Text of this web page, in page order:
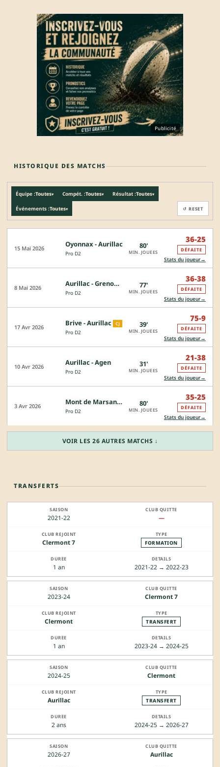
Publicité
HISTORIQUE DES MATCHS
Équipe :Toutes▾ Compét. :Toutes▾ Résultat :Toutes▾
Événements :Toutes▾ ↺ RESET
15 Mai 2026 Oyonnax - Aurillac
Pro D2
80'
MIN. JOUEES
36-25
DÉFAITE
Stats du joueur→
8 Mai 2026 Aurillac - Grenoble
Pro D2
77'
MIN. JOUEES
36-38
DÉFAITE
Stats du joueur→
17 Avr 2026 Brive - Aurillac CJ
Pro D2
39'
MIN. JOUEES
75-9
DÉFAITE
Stats du joueur→
10 Avr 2026 Aurillac - Agen
Pro D2
31'
MIN. JOUEES
21-38
DÉFAITE
Stats du joueur→
3 Avr 2026 Mont de Marsan - Aurillac
Pro D2
80'
MIN. JOUEES
35-25
DÉFAITE
Stats du joueur→
VOIR LES 26 AUTRES MATCHS ↓
TRANSFERTS
2021-22 —
Clermont 7 FORMATION
1 an 2021-22 → 2022-23
2023-24 Clermont 7
Clermont TRANSFERT
1 an 2023-24 → 2024-25
2024-25 Clermont
Aurillac TRANSFERT
2 ans 2024-25 → 2026-27
2026-27 Aurillac